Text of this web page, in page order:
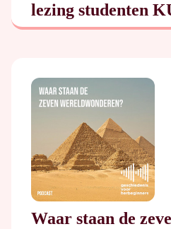
lezing studenten
Waar staan de